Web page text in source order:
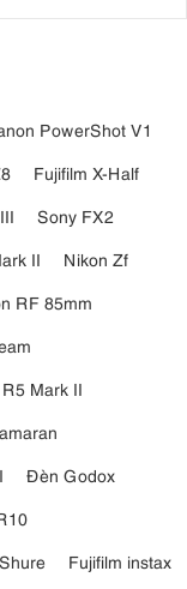
PowerShot V1
Fujifilm X-Half
Sony FX2
II
Nikon Zf
RF 85mm
Mark II
Đèn Godox
Fujifilm instax